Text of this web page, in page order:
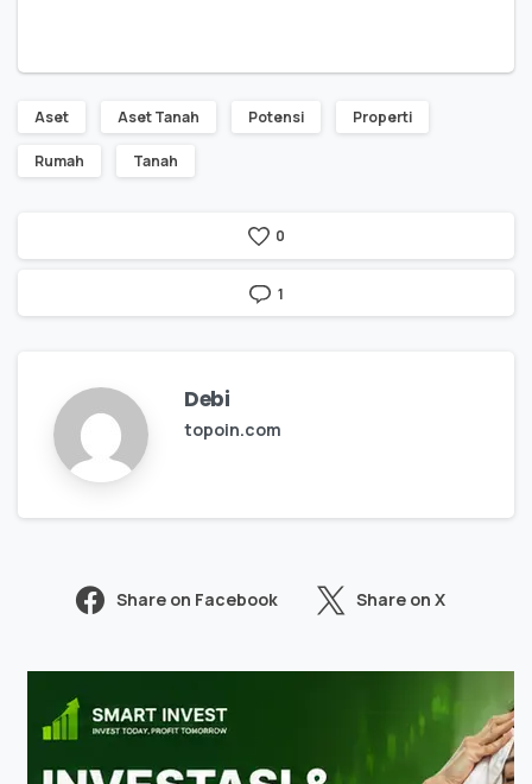
Aset Aset Tanah Potensi Properti
Rumah Tanah
0
1
Debi
topoin.com
Share on Facebook Share on X